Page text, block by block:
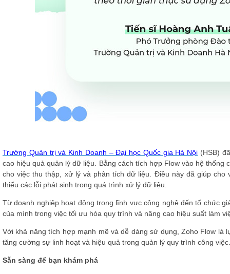
Trường Quản trị và Kinh Doanh – Đại học Quốc gia Hà Nội (HSB)
cao hiệu quả quản lý dữ liệu. Bằng cách tích hợp Flow vào hệ
cho việc thu thập, xử lý và phân tích dữ liệu. Điều này đã giúp
thiểu các lỗi phát sinh trong quá trình xử lý dữ liệu.
Từ doanh nghiệp hoạt động trong lĩnh vực công nghệ đến tổ chức
của mình trong việc tối ưu hóa quy trình và nâng cao hiệu suất làm
Với khả năng tích hợp mạnh mẽ và dễ dàng sử dụng, Zoho Flow là
tăng cường sự linh hoạt và hiệu quả trong quản lý quy trình công việc.
Sẵn sàng để bạn khám phá